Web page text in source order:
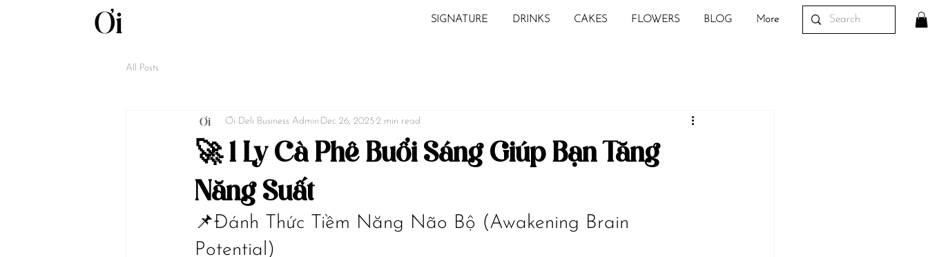
SIGNATURE DRINKS CAKES FLOWERS BLOG More
All Posts
🚀 1 Ly Cà Phê Buổi Sáng Giúp Bạn Tăng
Năng Suất
Ơi Deli Business Admin Dec 26, 2025 2 min read
📌Đánh Thức Tiềm Năng Não Bộ (Awakening Brain
Potential)